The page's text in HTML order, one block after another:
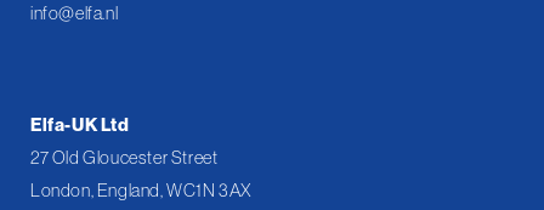
info@elfa.nl
Elfa-UK Ltd
27 Old Gloucester Street
London, England, WC1N 3AX